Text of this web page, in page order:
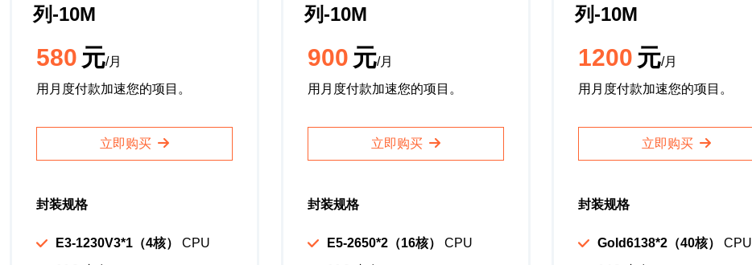
列-10M
580 元/月
用月度付款加速您的项目。
立即购买
封装规格
E3-1230V3*1（4核）
CPU
列-10M
900 元/月
用月度付款加速您的项目。
立即购买
封装规格
E5-2650*2（16核）
CPU
列-10M
1200 元/月
用月度付款加速您的项目。
立即购买
封装规格
Gold6138*2（40核）
CPU